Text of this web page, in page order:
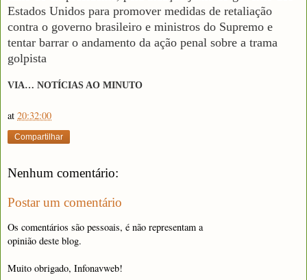
Estados Unidos para promover medidas de retaliação
contra o governo brasileiro e ministros do Supremo e
tentar barrar o andamento da ação penal sobre a trama
golpista
VIA… NOTÍCIAS AO MINUTO
at 20:32:00
Compartilhar
Nenhum comentário:
Postar um comentário
Os comentários são pessoais, é não representam a
opinião deste blog.
Muito obrigado, Infonavweb!